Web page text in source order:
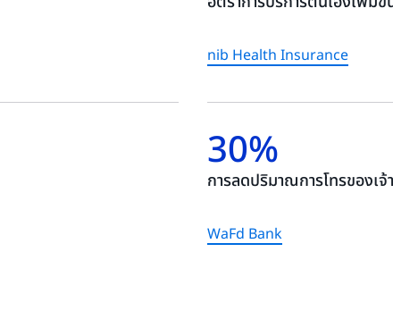
nib Health Insurance
30%
การลดปริมาณการโทรของเจ้
WaFd Bank